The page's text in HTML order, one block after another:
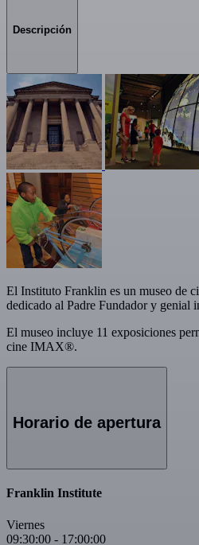
Descripción
El Instituto Franklin es un museo de
dedicado al Padre Fundador y genial
El museo incluye 11 exposiciones
cine IMAX®.
Horario de apertura
Franklin Institute
Viernes
09:30:00 - 17:00:00